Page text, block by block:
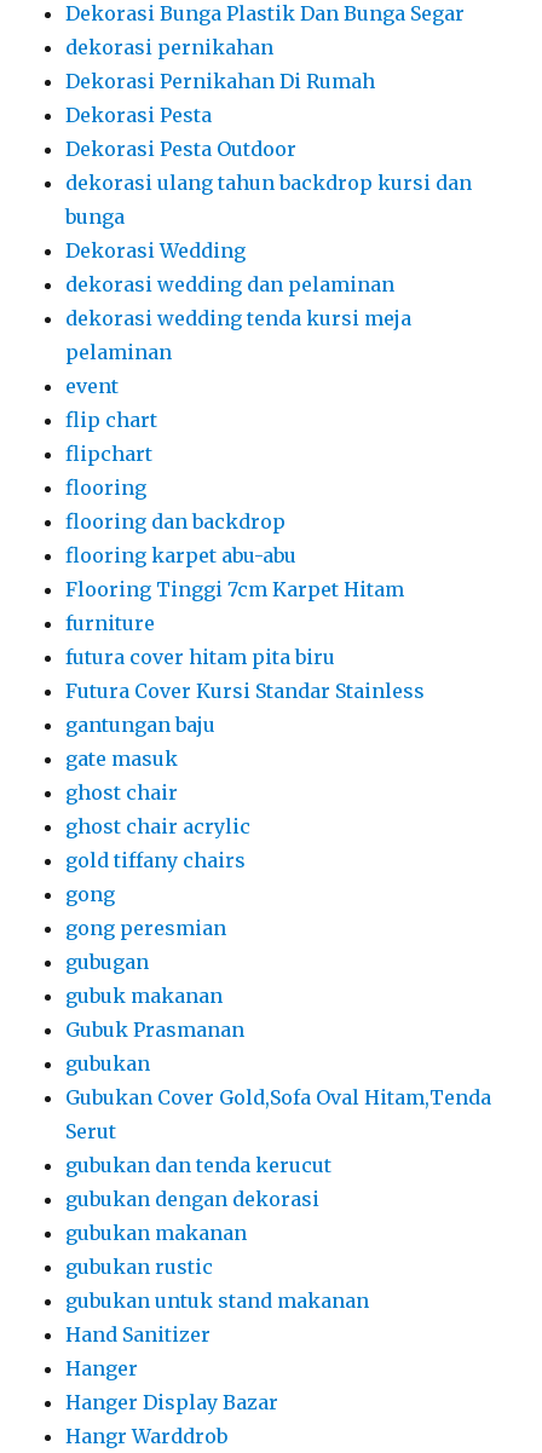
Dekorasi Bunga Plastik Dan Bunga Segar
dekorasi pernikahan
Dekorasi Pernikahan Di Rumah
Dekorasi Pesta
Dekorasi Pesta Outdoor
dekorasi ulang tahun backdrop kursi dan
bunga
Dekorasi Wedding
dekorasi wedding dan pelaminan
dekorasi wedding tenda kursi meja
pelaminan
event
flip chart
flipchart
flooring
flooring dan backdrop
flooring karpet abu-abu
Flooring Tinggi 7cm Karpet Hitam
furniture
futura cover hitam pita biru
Futura Cover Kursi Standar Stainless
gantungan baju
gate masuk
ghost chair
ghost chair acrylic
gold tiffany chairs
gong
gong peresmian
gubugan
gubuk makanan
Gubuk Prasmanan
gubukan
Gubukan Cover Gold,Sofa Oval Hitam,Tenda
Serut
gubukan dan tenda kerucut
gubukan dengan dekorasi
gubukan makanan
gubukan rustic
gubukan untuk stand makanan
Hand Sanitizer
Hanger
Hanger Display Bazar
Hangr Warddrob